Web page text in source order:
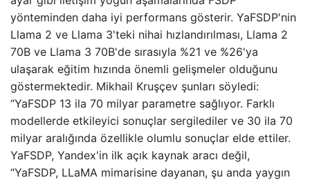
yönteminden daha iyi performans gösterir. YaFSDP'nin
Llama 2 ve Llama 3'teki nihai hızlandırılması, Llama 2
70B ve Llama 3 70B'de sırasıyla %21 ve %26'ya
ulaşarak eğitim hızında önemli gelişmeler olduğunu
göstermektedir. Mikhail Kruşçev şunları söyledi:
“YaFSDP 13 ila 70 milyar parametre sağlıyor. Farklı
modellerde etkileyici sonuçlar sergilediler ve 30 ila 70
milyar aralığında özellikle olumlu sonuçlar elde ettiler.
YaFSDP, Yandex'in ilk açık kaynak aracı değil,
“YaFSDP, LLaMA mimarisine dayanan, şu anda yaygın